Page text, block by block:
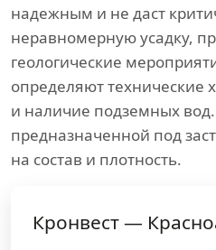
надежным и не даст
неравномерную усадку,
геологические
определяют технические
и наличие подземных
предназначенной под
на состав и плотность.
Кронвест —